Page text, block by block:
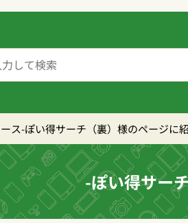
ス-ぽい得サーチ（裏）様のページに
-ぽい得サー